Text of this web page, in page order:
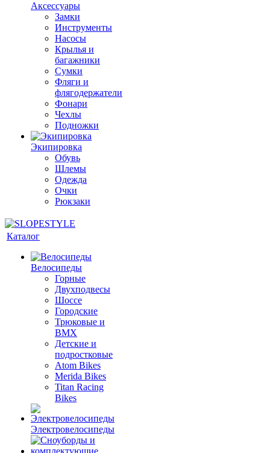
Аксессуары
Замки
Инструменты
Насосы
Крылья и
багажники
Сумки
Фляги и
флягодержатели
Фонари
Чехлы
Подножки
Экипировка
Обувь
Шлемы
Одежда
Очки
Рюкзаки
Каталог
Велосипеды
Горные
Двухподвесы
Шоссе
Городские
Трюковые и
BMX
Детские и
подростковые
Atom Bikes
Merida Bikes
Titan Racing
Bikes
Электровелосипеды